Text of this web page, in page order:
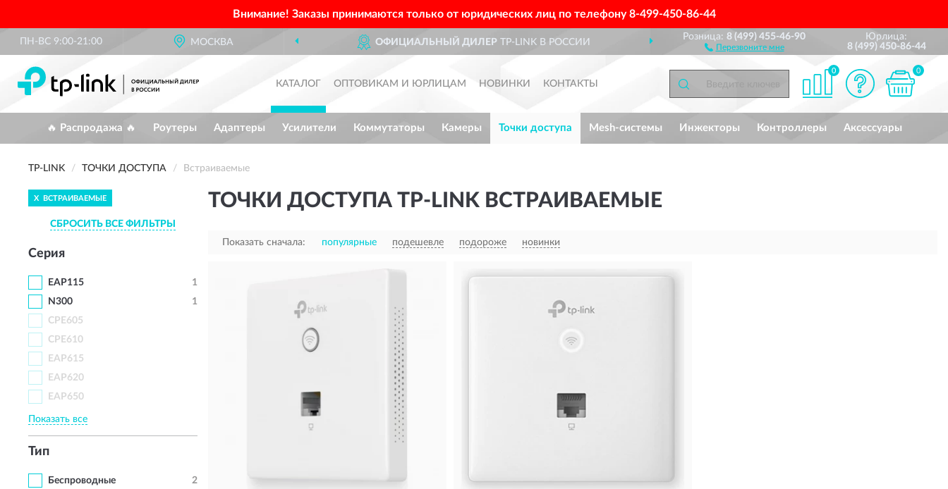
Внимание! Заказы принимаются только от юридических лиц по телефону8-499-450-86-44
ПН-ВС 9:00-21:00 МОСКВА ОФИЦИАЛЬНЫЙ ДИЛЕР TP-LINK В РОССИИ ДОСТАВИМ ПО ВСЕЙ РОССИИ
Розница:8 (499) 455-46-90
Перезвоните мне
Юрлица:
8 (499) 450-86-44
КАТАЛОГ ОПТОВИКАМ И ЮРЛИЦАМ НОВИНКИ КОНТАКТЫ
0 0
🔥 Распродажа 🔥 Роутеры Адаптеры Усилители Коммутаторы Камеры Точки доступа Mesh-системы Инжекторы Контроллеры Аксессуары
TP-LINK ТОЧКИ ДОСТУПА Встраиваемые
X ВСТРАИВАЕМЫЕ
СБРОСИТЬ ВСЕ ФИЛЬТРЫ
Серия
EAP115
1
N300
1
CPE605
CPE610
EAP615
EAP620
EAP650
Показать все
Тип
Беспроводные 2
ТОЧКИ ДОСТУПА TP-LINK ВСТРАИВАЕМЫЕ
Показать сначала: популярные подешевле подороже новинки